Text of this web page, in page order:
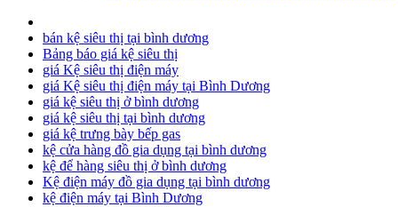
bán kệ siêu thị tại bình dương
Bảng báo giá kệ siêu thị
giá Kệ siêu thị điện máy
giá Kệ siêu thị điện máy tại Bình Dương
giá kệ siêu thị ở bình dương
giá kệ siêu thị tại bình dương
giá kệ trưng bày bếp gas
kệ cửa hàng đồ gia dụng tại bình dương
kệ để hàng siêu thị ở bình dương
Kệ điện máy đồ gia dụng tại bình dương
kệ điện máy tại Bình Dương